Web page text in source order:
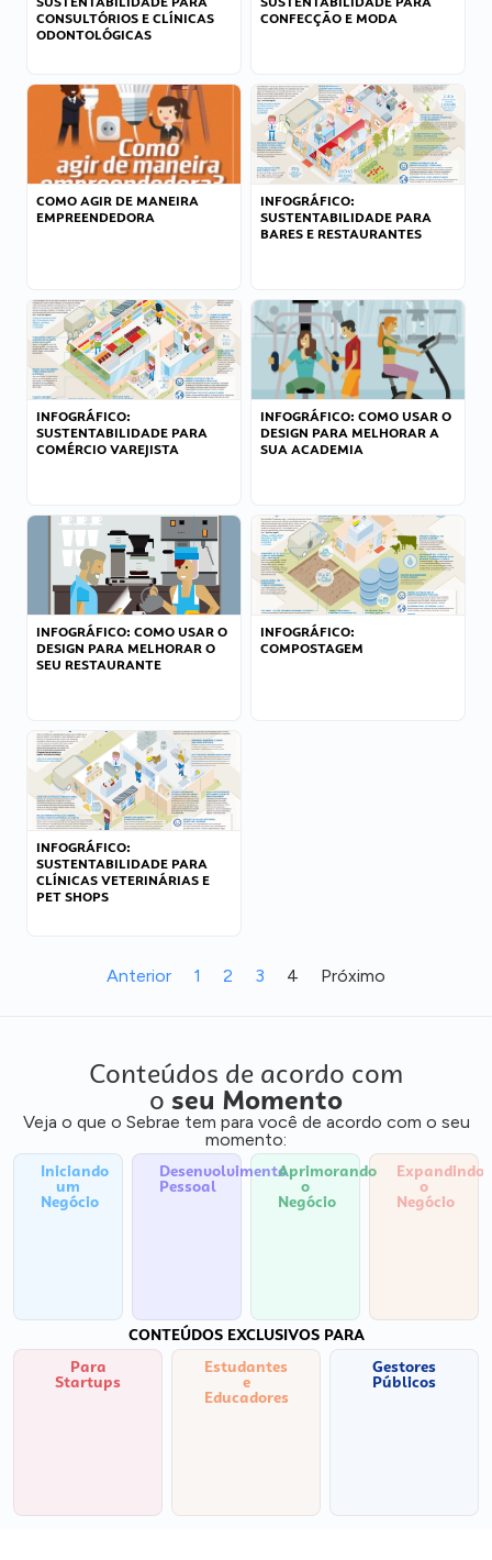
CONSULTÓRIOS E CLÍNICAS
ODONTOLÓGICAS
CONFECÇÃO E MODA
COMO AGIR DE MANEIRA
EMPREENDEDORA
INFOGRÁFICO:
SUSTENTABILIDADE PARA
BARES E RESTAURANTES
INFOGRÁFICO:
SUSTENTABILIDADE PARA
COMÉRCIO VAREJISTA
INFOGRÁFICO: COMO USAR O
DESIGN PARA MELHORAR A
SUA ACADEMIA
INFOGRÁFICO: COMO USAR O
DESIGN PARA MELHORAR O
SEU RESTAURANTE
INFOGRÁFICO:
COMPOSTAGEM
INFOGRÁFICO:
SUSTENTABILIDADE PARA
CLÍNICAS VETERINÁRIAS E
PET SHOPS
Anterior 1 2 3 4 Próximo
Conteúdos de acordo com
o seu Momento
Veja o que o Sebrae tem para você de acordo com o seu
momento:
Iniciando
um
Negócio
Desenvolvimento
Pessoal
Aprimorando
o
Negócio
Expandindo
o
Negócio
CONTEÚDOS EXCLUSIVOS PARA
Para
Startups
Estudantes
e
Educadores
Gestores
Públicos